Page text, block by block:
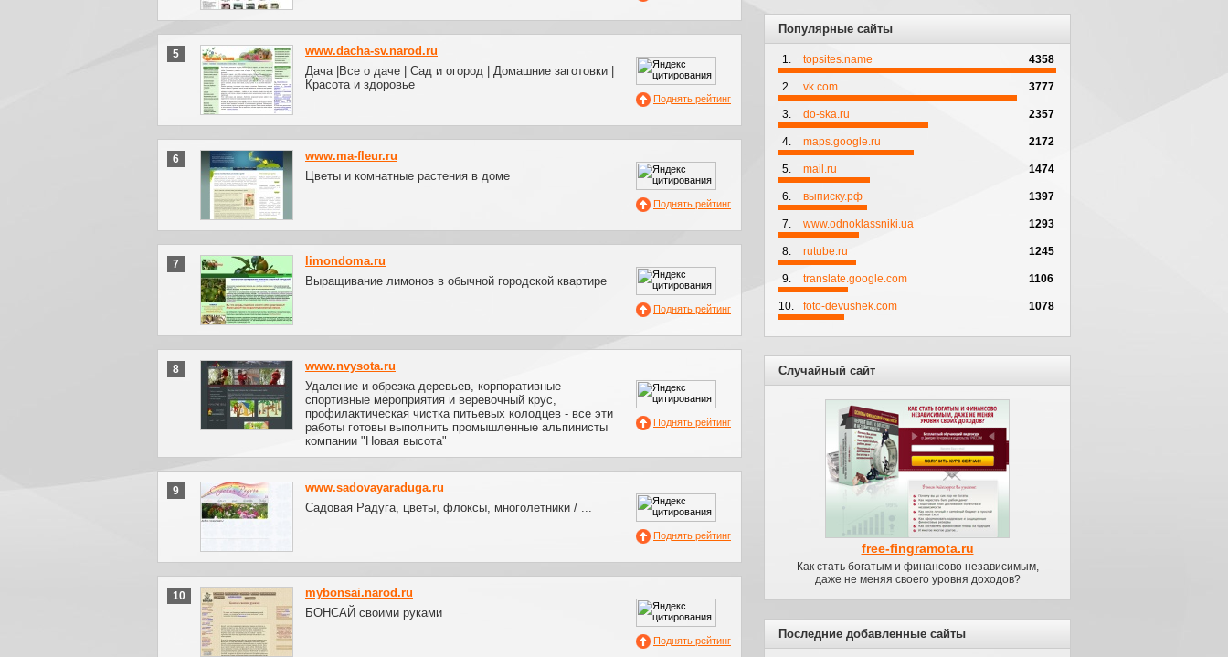
5
www.dacha-sv.narod.ru
Дача |Все о даче | Сад и огород | Домашние заготовки |
Красота и здоровье
Поднять рейтинг
6
www.ma-fleur.ru
Цветы и комнатные растения в доме
Поднять рейтинг
7
limondoma.ru
Выращивание лимонов в обычной городской квартире
Поднять рейтинг
8
www.nvysota.ru
Удаление и обрезка деревьев, корпоративные
спортивные мероприятия и веревочный крус,
профилактическая чистка питьевых колодцев - все эти
работы готовы выполнить промышленные альпинисты
компании "Новая высота"
Поднять рейтинг
9
www.sadovayaraduga.ru
Садовая Радуга, цветы, флоксы, многолетники / ...
Поднять рейтинг
10
mybonsai.narod.ru
БОНСАЙ своими руками
Поднять рейтинг
Популярные сайты
1. topsites.name 4358
2. vk.com 3777
3. do-ska.ru 2357
4. maps.google.ru 2172
5. mail.ru 1474
6. выписку.рф 1397
7. www.odnoklassniki.ua 1293
8. rutube.ru 1245
9. translate.google.com 1106
10. foto-devushek.com 1078
Случайный сайт
free-fingramota.ru
Как стать богатым и финансово независимым,
даже не меняя своего уровня доходов?
Последние добавленные сайты